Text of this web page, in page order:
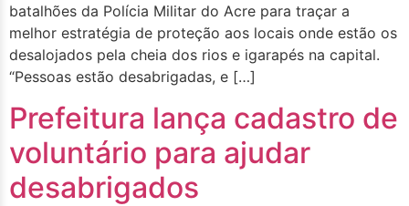
batalhões da Polícia Militar do Acre para traçar a
melhor estratégia de proteção aos locais onde estão os
desalojados pela cheia dos rios e igarapés na capital.
“Pessoas estão desabrigadas, e […]
Prefeitura lança cadastro de
voluntário para ajudar
desabrigados